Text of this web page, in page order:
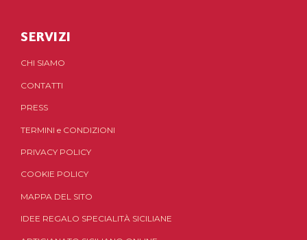
SERVIZI
CHI SIAMO
CONTATTI
PRESS
TERMINI e CONDIZIONI
PRIVACY POLICY
COOKIE POLICY
MAPPA DEL SITO
IDEE REGALO SPECIALITÀ SICILIANE